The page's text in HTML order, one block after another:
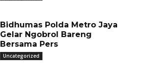
Bidhumas Polda Metro Jaya
Gelar Ngobrol Bareng
Bersama Pers
Uncategorized